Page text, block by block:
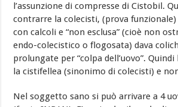
l’assunzione di compresse di Cistobil.
contrarre la colecisti, (prova
con calcoli e “non esclusa” (cioè non
endo-colecistico o flogosata) dava
prolungate per “colpa dell’uovo”. Quindi
la cistifellea (sinonimo di colecisti) e
Nel soggetto sano si può arrivare a 4